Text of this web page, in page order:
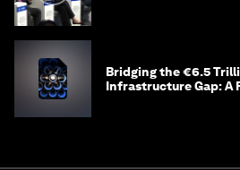
Bridging the €6.5
Infrastructure Gap: A